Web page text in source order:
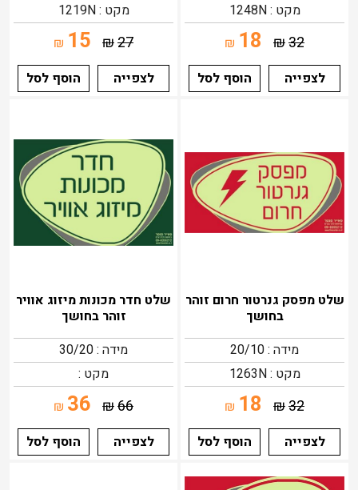
מקט : 1248N
32
₪
18
₪
לצפייה
הוסף לסל
מקט : 1219N
27
₪
15
₪
לצפייה
הוסף לסל
שלט מפסק גנרטור חרום זוהר
בחושך
מידה : 20/10
מקט : 1263N
32
₪
18
₪
לצפייה
הוסף לסל
שלט חדר מכונות מיזוג אוויר
זוהר בחושך
מידה : 30/20
מקט :
66
₪
36
₪
לצפייה
הוסף לסל